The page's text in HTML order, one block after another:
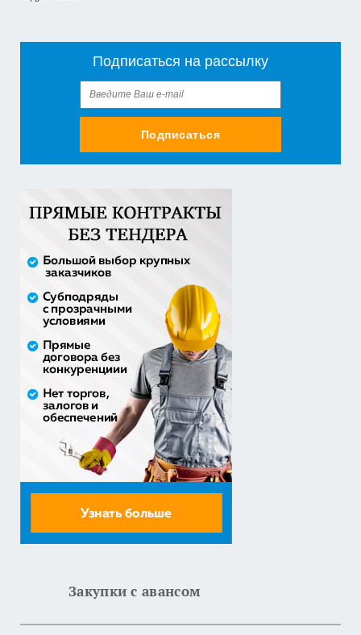
Подписаться на рассылку
Подписаться
Закупки с авансом
1 538 252,80 руб. - сумма сделки
Закупка путевок в санаторно-курортные организации
детям-сиро...
5 860 400,00 руб. - сумма сделки
30% аванс;
оздоровления детей из...
2 558 571,60 руб. - сумма сделки
20% аванс;
Закупка путевок в детские специализированные
(профильные) ла...
3 241 482,30 руб. - сумма сделки
приобретение жилого помещения (квартиры) в
муниципальную соб...
1 538 252,80 руб. - сумма сделки
30% аванс;
Закупка путевок в санаторно-курортные организации
детям-сиро...
5 860 400,00 руб. - сумма сделки
30% аванс;
2 558 571,60 руб. - сумма сделки